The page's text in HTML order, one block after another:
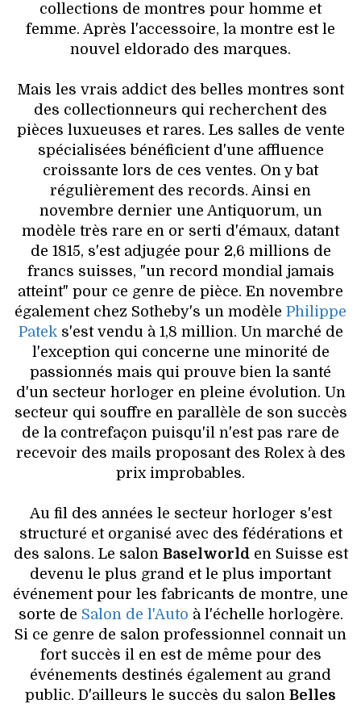
collections de montres pour homme et
femme. Après l'accessoire, la montre est le
nouvel eldorado des marques.
Mais les vrais addict des belles montres sont
des collectionneurs qui recherchent des
pièces luxueuses et rares. Les salles de vente
spécialisées bénéficient d'une affluence
croissante lors de ces ventes. On y bat
régulièrement des records. Ainsi en
novembre dernier une Antiquorum, un
modèle très rare en or serti d'émaux, datant
de 1815, s'est adjugée pour 2,6 millions de
francs suisses, "un record mondial jamais
atteint" pour ce genre de pièce. En novembre
également chez Sotheby's un modèle Philippe
Pateks'est vendu à 1,8 million. Un marché de
l'exception qui concerne une minorité de
passionnés mais qui prouve bien la santé
d'un secteur horloger en pleine évolution. Un
secteur qui souffre en parallèle de son succès
de la contrefaçon puisqu'il n'est pas rare de
recevoir des mails proposant des Rolex à des
prix improbables.
Au fil des années le secteur horloger s'est
structuré et organisé avec des fédérations et
des salons. Le salon Baselworlden Suisse est
devenu le plus grand et le plus important
événement pour les fabricants de montre, une
sorte de Salon de l'Auto à l'échelle horlogère.
Si ce genre de salon professionnel connait un
fort succès il en est de même pour des
événements destinés également au grand
public. D'ailleurs le succès du salon Belles